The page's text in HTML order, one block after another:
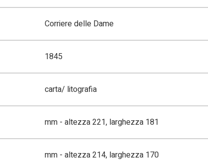
Corriere delle Dame
1845
carta/ litografia
mm - altezza 221, larghezza 181
mm - altezza 214, larghezza 170